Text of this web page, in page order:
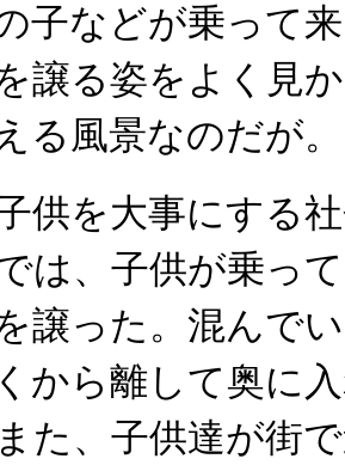
子などが乗って
譲る姿をよく見
る風景なのだが。
供を大事にする
は、子供が乗っ
譲った。混んで
から離して奥に
た、子供達が街